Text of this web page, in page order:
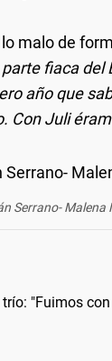
malo de
fiaca del
año que
Con Juli
Serrano- Malena
"Fuimos